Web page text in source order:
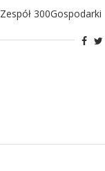
Zespół 300Gospodarki